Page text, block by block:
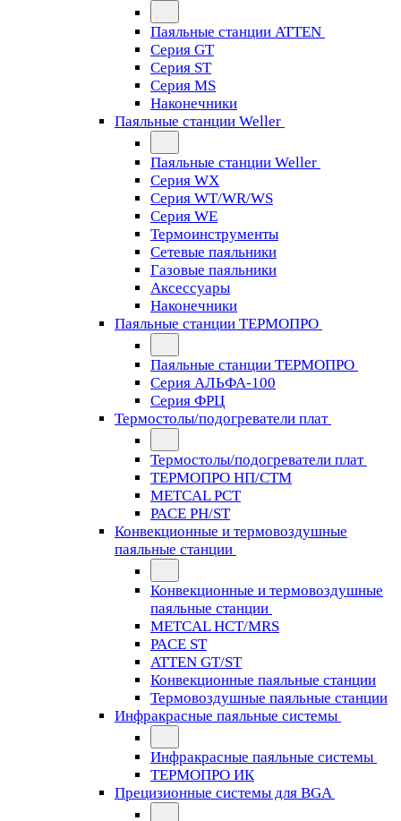
Паяльные станции ATTEN
Серия GT
Серия ST
Серия MS
Наконечники
Паяльные станции Weller
Паяльные станции Weller
Серия WX
Серия WT/WR/WS
Серия WE
Термоинструменты
Сетевые паяльники
Газовые паяльники
Аксессуары
Наконечники
Паяльные станции ТЕРМОПРО
Паяльные станции ТЕРМОПРО
Серия АЛЬФА-100
Серия ФРЦ
Термостолы/подогреватели плат
Термостолы/подогреватели плат
ТЕРМОПРО НП/СТМ
METCAL PCT
PACE PH/ST
Конвекционные и термовоздушные
паяльные станции
Конвекционные и термовоздушные
паяльные станции
METCAL HCT/MRS
PACE ST
ATTEN GT/ST
Конвекционные паяльные станции
Термовоздушные паяльные станции
Инфракрасные паяльные системы
Инфракрасные паяльные системы
ТЕРМОПРО ИК
Прецизионные системы для BGA